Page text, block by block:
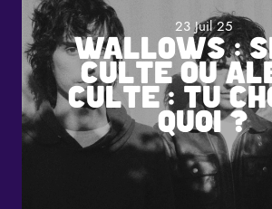
23 Juil 25
WALLOWS :
CULTE OU
CULTE : TU
QUOI ?